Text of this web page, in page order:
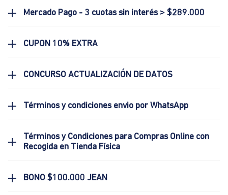
Mercado Pago - 3 cuotas sin interés > $289.000
CUPON 10% EXTRA
CONCURSO ACTUALIZACIÓN DE DATOS
Términos y condiciones envio por WhatsApp
Términos y Condiciones para Compras Online con
Recogida en Tienda Física
BONO $100.000 JEAN